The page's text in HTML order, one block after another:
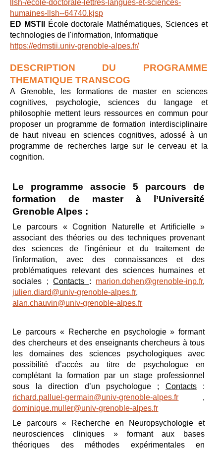
llsh-/ecole-doctorale-lettres-langues-et-sciences-
humaines-llsh--64740.kjsp
ED MSTII
École doctorale Mathématiques, Sciences et
technologies de l'information, Informatique
https://edmstii.univ-grenoble-alpes.fr/
DESCRIPTION DU PROGRAMME
THEMATIQUE TRANSCOG
A Grenoble, les formations de master en sciences
cognitives, psychologie, sciences du langage et
philosophie mettent leurs ressources en commun pour
proposer un programme de formation interdisciplinaire
de haut niveau en sciences cognitives, adossé à un
programme de recherches large sur le cerveau et la
cognition.
Le programme associe 5 parcours de
formation de master à l’Université
Grenoble Alpes :
Le parcours « Cognition Naturelle et Artificielle »
associant des théories ou des techniques provenant
des sciences de l'ingénieur et du traitement de
l'information, avec des connaissances et des
problématiques relevant des sciences humaines et
sociales ;Contacts : marion.dohen@grenoble-inp.fr,
julien.diard@univ-grenoble-alpes.fr,
alan.chauvin@univ-grenoble-alpes.fr
Le parcours « Recherche en psychologie » formant
des chercheurs et des enseignants chercheurs à tous
les domaines des sciences psychologiques avec
possibilité d’accès au titre de psychologue en
complétant la formation par un stage professionnel
sous la direction d’un psychologue ; Contacts:
richard.palluel-germain@univ-grenoble-alpes.fr ,
dominique.muller@univ-grenoble-alpes.fr
Le parcours « Recherche en Neuropsychologie et
neurosciences cliniques » formant aux bases
théoriques des méthodes expérimentales en